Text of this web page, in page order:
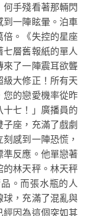
手殘看著那輛閃
到一陣眩暈。泊車
倍。《失控的星座
層舊報紙的單人
來了一陣震耳欲聾
大修正！所有天
您的戀愛機率從昨
十七！」廣播員的
座，充滿了戲劇
感到一陣恐慌，
準反應。他單戀著
的林天秤。林天秤
。而張水瓶的人
球，充滿了混亂與
經因為這個突如其